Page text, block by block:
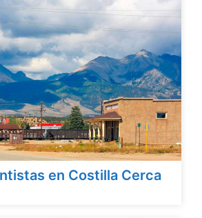
en Costilla Cerca